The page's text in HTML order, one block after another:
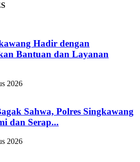
Hadir dengan
Bantuan dan Layanan
2026
Sahwa, Polres Singkawang
dan Serap...
2026